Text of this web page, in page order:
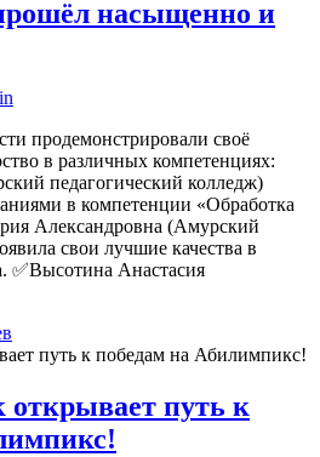
насыщенно и
продемонстрировали своё
в различных компетенциях:
педагогический колледж)
в компетенции «Обработка
Александровна (Амурский
свои лучшие качества в
✅Высотина Анастасия
путь к